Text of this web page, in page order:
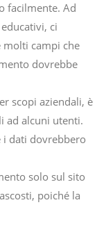
facilmente. Ad
ci
campi che
dovrebbe
scopi aziendali, è
ad alcuni utenti.
i dati dovrebbero
solo sul sito
poiché la